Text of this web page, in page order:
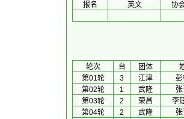
报名
英文 协
轮次 台 团体
第01轮
3 江津
第02轮
1 武隆
第03轮
2 荣昌 李
第04轮
2 武隆